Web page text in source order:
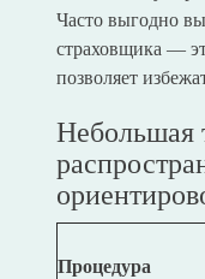
Часто выгодно
страховщика —
позволяет
Небольшая
Процедура